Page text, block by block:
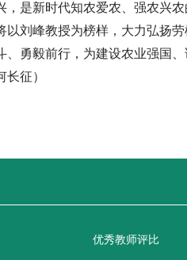
是新时代知农爱农、强农兴
刘峰教授为榜样，大力弘扬
勇毅前行，为建设农业强国
征）
优秀教师评比